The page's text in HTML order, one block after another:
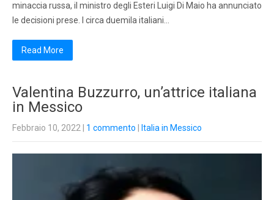
minaccia russa, il ministro degli Esteri Luigi Di Maio ha annunciato
le decisioni prese. I circa duemila italiani…
Read More
Valentina Buzzurro, un’attrice italiana
in Messico
Febbraio 10, 2022 1 commento Italia in Messico